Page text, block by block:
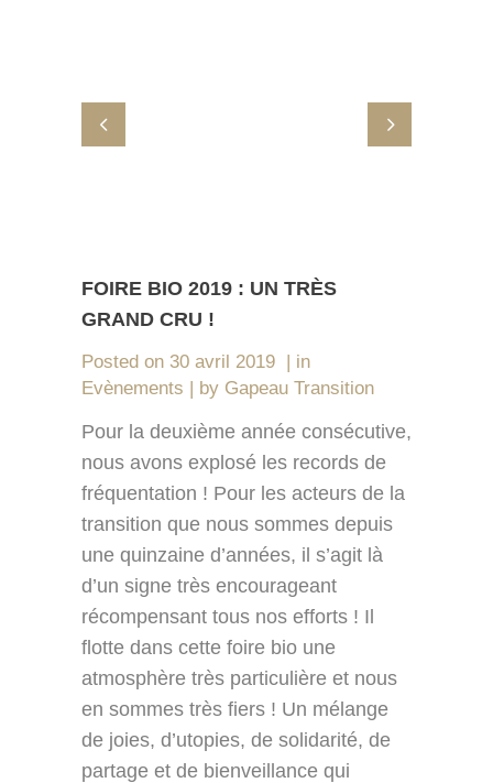
FOIRE BIO 2019 : UN TRÈS
GRAND CRU !
Posted on 30 avril 2019
in
Evènements
by Gapeau Transition
Pour la deuxième année consécutive,
nous avons explosé les records de
fréquentation ! Pour les acteurs de la
transition que nous sommes depuis
une quinzaine d’années, il s’agit là
d’un signe très encourageant
récompensant tous nos efforts ! Il
flotte dans cette foire bio une
atmosphère très particulière et nous
en sommes très fiers ! Un mélange
de joies, d’utopies, de solidarité, de
partage et de bienveillance qui